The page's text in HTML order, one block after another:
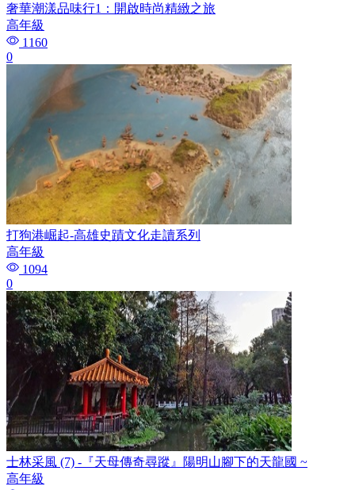
奢華潮漾品味行1：開啟時尚精緻之旅
高年級
1160
0
打狗港崛起-高雄史蹟文化走讀系列
高年級
1094
0
士林采風 (7) -『天母傳奇尋蹤』陽明山腳下的天龍國 ~
高年級